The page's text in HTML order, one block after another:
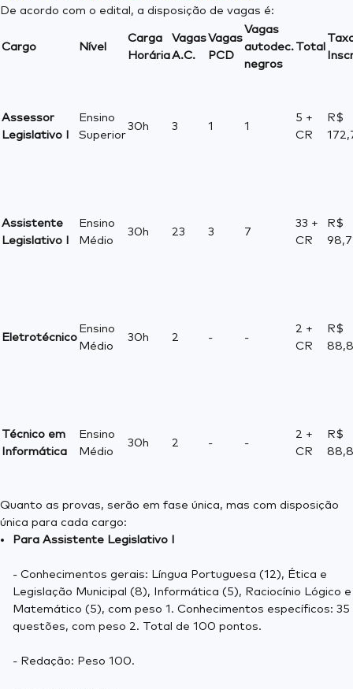
De acordo com o edital, a disposição de vagas é:
Cargo Nível
Carga
Horária
Vagas
A.C.
Vagas
PCD
Vagas
autodec.
negros
Total
Assessor
Legislativo I
Ensino
Superior
30h 3 1 1
5 +
CR
R$
Assistente
Legislativo I
Ensino
Médio
30h 23 3 7
33 +
CR
R$
Eletrotécnico
Ensino
Médio
30h 2 - -
2 +
CR
R$
Técnico em
Informática
Ensino
Médio
30h 2 - -
2 +
CR
R$
Quanto as provas, serão em fase única, mas com disposição
única para cada cargo:
Para Assistente Legislativo I
- Conhecimentos gerais: Língua Portuguesa (12), Ética e
Legislação Municipal (8), Informática (5), Raciocínio Lógico e
Matemático (5), com peso 1. Conhecimentos específicos: 35
questões, com peso 2. Total de 100 pontos.
- Redação: Peso 100.